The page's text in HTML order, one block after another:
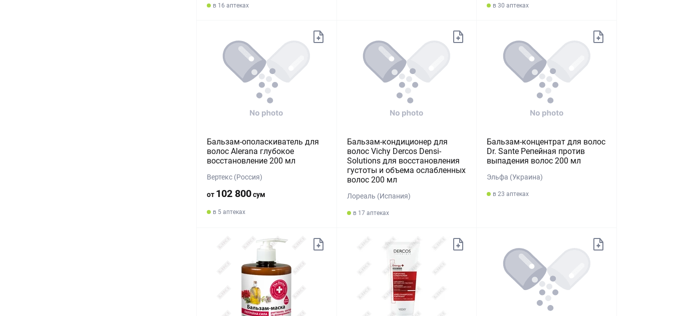
в 16 аптеках в 30 аптеках
Бальзам-ополаскиватель для
волос Alerana глубокое
восстановление 200 мл
Вертекс (Россия)
от 102 800сум
в 5 аптеках
Бальзам-кондиционер для
волос Vichy Dercos Densi-
Solutions для восстановления
густоты и объема ослабленных
волос 200 мл
Лореаль (Испания)
в 17 аптеках
Бальзам-концентрат для волос
Dr. Sante Репейная против
выпадения волос 200 мл
Эльфа (Украина)
в 23 аптеках